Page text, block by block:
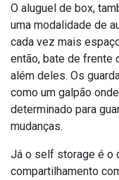
O aluguel de box,
uma modalidade de
cada vez mais
então, bate de frente
além deles. Os
como um galpão
determinado para
mudanças.
Já o self storage é o
compartilhamento